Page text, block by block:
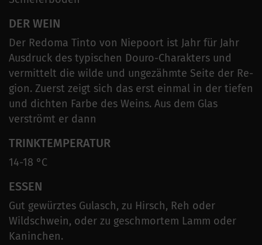
DER WEIN
Der Redoma Tinto von Niepoort ist Jahr für Jahr
Ausdruck des typischen Douro-Charakters und
vermittelt die wilde und ungezähmte Seite der Re-
gion. Zuerst zeigt sich das erst einmal in der tiefen
und dichten Farbe des Weins. Aus dem Glas
verströmt er dann
TRINKTEMPERATUR
14-18 °C
ESSEN
Gut gewürztes Gulasch, zu Hirsch, Reh oder
Wildschwein, oder zu geschmortem Lamm oder
Kaninchen.